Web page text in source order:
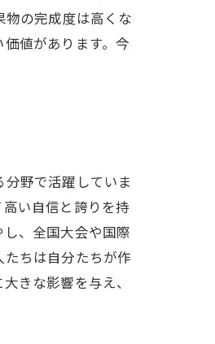
の完成度は高くな
値があります。今
野で活躍していま
い自信と誇りを持
、全国大会や国際
ちは自分たちが作
きな影響を与え、